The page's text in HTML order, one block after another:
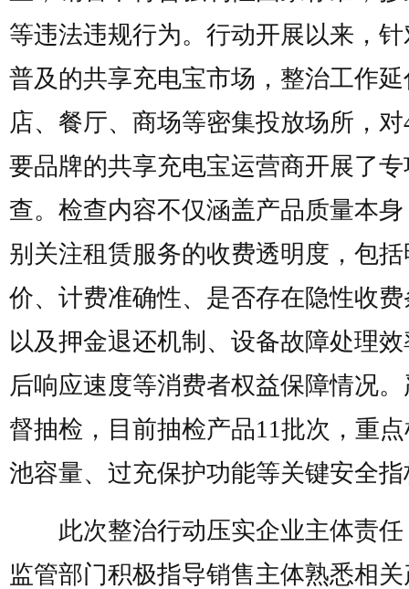
等违法违规行为。行动开展以来，
普及的共享充电宝市场，整治工作
店、餐厅、商场等密集投放场所，
要品牌的共享充电宝运营商开展了
查。检查内容不仅涵盖产品质量本
别关注租赁服务的收费透明度，包
价、计费准确性、是否存在隐性收
以及押金退还机制、设备故障处理
后响应速度等消费者权益保障情况
督抽检，目前抽检产品11批次，重
池容量、过充保护功能等关键安全
此次整治行动压实企业主体责任
监管部门积极指导销售主体熟悉相